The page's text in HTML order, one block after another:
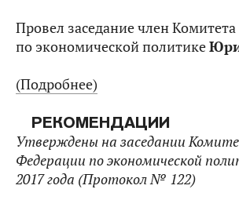
Провел заседание член
по экономической политике
(Подробнее)
РЕКОМЕНДАЦИИ
Утверждены на заседании
Федерации по экономической
2017 года (Протокол № 122)